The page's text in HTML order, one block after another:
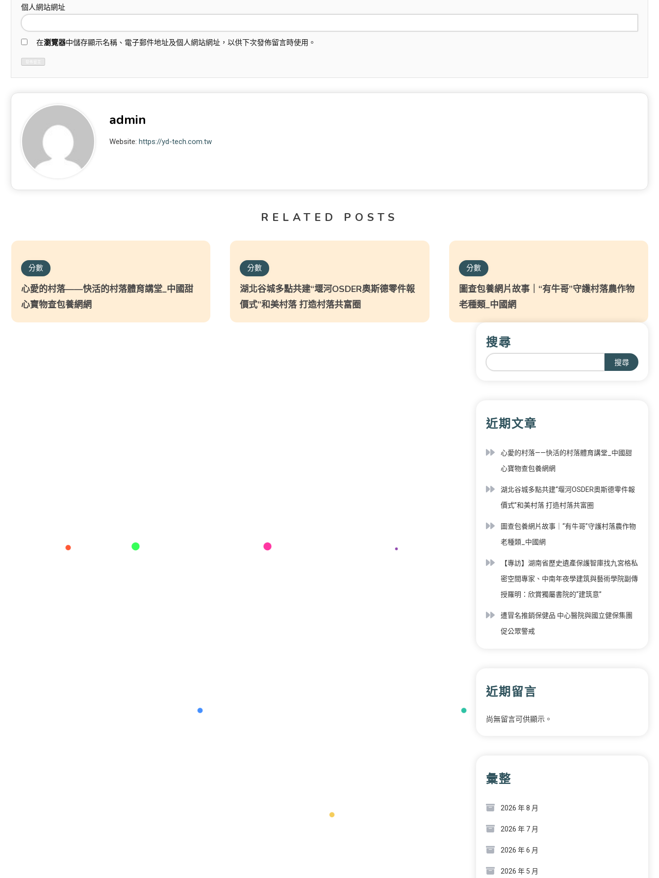
個人網站網址
在瀏覽器中儲存顯示名稱、電子郵件地址及個人網站網址，以供下次發佈留言時使用。
admin
Website:https://yd-tech.com.tw
RELATED POSTS
分數
心愛的村落——快活的村落體育講堂_中國甜
心寶物查包養網網
分數
湖北谷城多點共建“堰河OSDER奧斯德零件報
價式”和美村落 打造村落共富圈
分數
圖查包養網片故事｜“有牛哥”守護村落農作物
老種類_中國網
搜尋
搜尋
近期文章
心愛的村落——快活的村落體育講堂_中國甜
心寶物查包養網網
湖北谷城多點共建“堰河OSDER奧斯德零件報
價式”和美村落 打造村落共富圈
圖查包養網片故事｜“有牛哥”守護村落農作物
老種類_中國網
【專訪】湖南省歷史遺產保護智庫找九宮格私
密空間專家、中南年夜學建筑與藝術學院副傳
授羅明：欣賞獨屬書院的“建筑意”
遭冒名推銷保健品 中心醫院與國立健保集團
促公眾警戒
近期留言
尚無留言可供顯示。
彙整
2026 年 8 月
2026 年 7 月
2026 年 6 月
2026 年 5 月